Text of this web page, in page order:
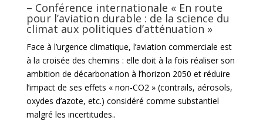
– Conférence internationale « En route
pour l’aviation durable : de la science du
climat aux politiques d’atténuation »
Face à l’urgence climatique, l’aviation commerciale est
à la croisée des chemins : elle doit à la fois réaliser son
ambition de décarbonation à l’horizon 2050 et réduire
l’impact de ses effets « non-CO2 » (contrails, aérosols,
oxydes d’azote, etc.) considéré comme substantiel
malgré les incertitudes..